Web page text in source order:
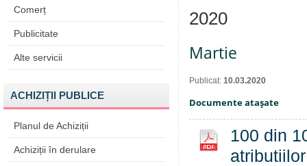
Comerț
Publicitate
Alte servicii
ACHIZIȚII PUBLICE
Planul de Achiziții
Achiziții în derulare
2020
Martie
Publicat: 10.03.2020
Documente ataşate
100 din